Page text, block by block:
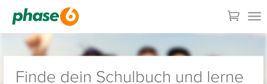
Finde dein Schulbuch und lerne